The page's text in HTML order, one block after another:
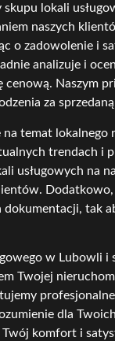
lokali
naszych
o zadowolenie i
analizuje i
Naszym
za
na temat
trendach i
usługowych na
Dodatkowo,
tak
w Lubowli i
Twojej
dla
komfort i